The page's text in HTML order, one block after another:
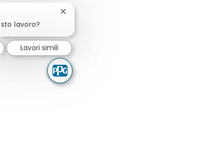
lavoro?
Chiudi la notifica del chatbot
Lavori simili